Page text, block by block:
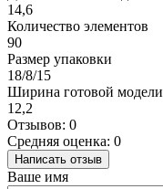
14,6
Количество элементов
90
Размер упаковки
18/8/15
Ширина готовой модели
12,2
Отзывов: 0
Средняя оценка: 0
Написать отзыв
Ваше имя